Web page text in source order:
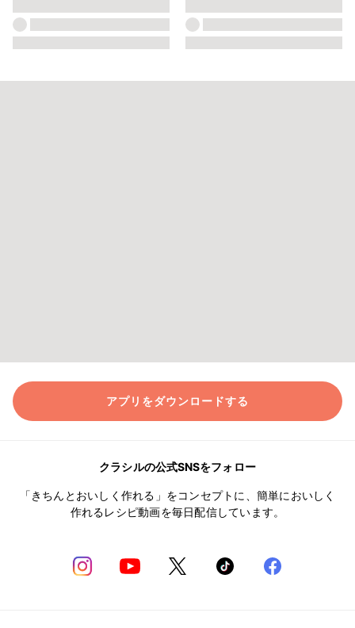
アプリをダウンロードする
クラシルの公式SNSをフォロー
「きちんとおいしく作れる」をコンセプトに、簡単においしく
作れるレシピ動画を毎日配信しています。